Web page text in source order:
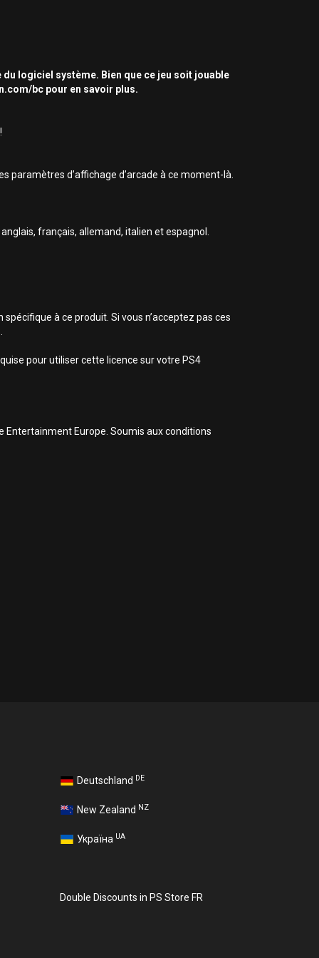
logiciel système. Bien que ce jeu soit jouable
bc pour en savoir plus.
d’affichage d’arcade à ce moment-là.
français, allemand, italien et espagnol.
à ce produit. Si vous n’acceptez pas ces
pour utiliser cette licence sur votre PS4
Europe. Soumis aux conditions
Deutschland DE
New Zealand NZ
Україна UA
Double Discounts in PS Store FR